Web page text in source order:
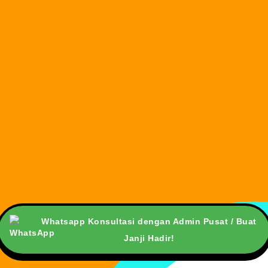
Whatsapp Konsultasi dengan Admin Pusat / Buat
Janji Hadir!